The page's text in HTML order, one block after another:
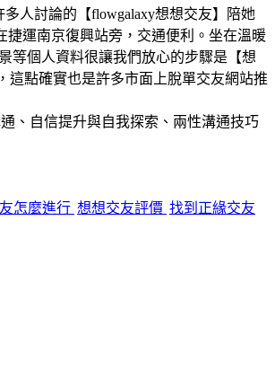
人討論的【flowgalaxy想想交友】陪她
捷運南京復興站旁，交通便利。坐在溫暖
等個人資料很讓我們放心的步驟是【想
點確實也是許多市面上脫單交友網站推
、自信提升與自我探索、兩性溝通技巧
怎麼進行 想想交友評價 找到正緣交友